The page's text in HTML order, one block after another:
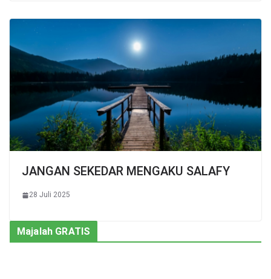
JANGAN SEKEDAR MENGAKU SALAFY
28 Juli 2025
Majalah GRATIS